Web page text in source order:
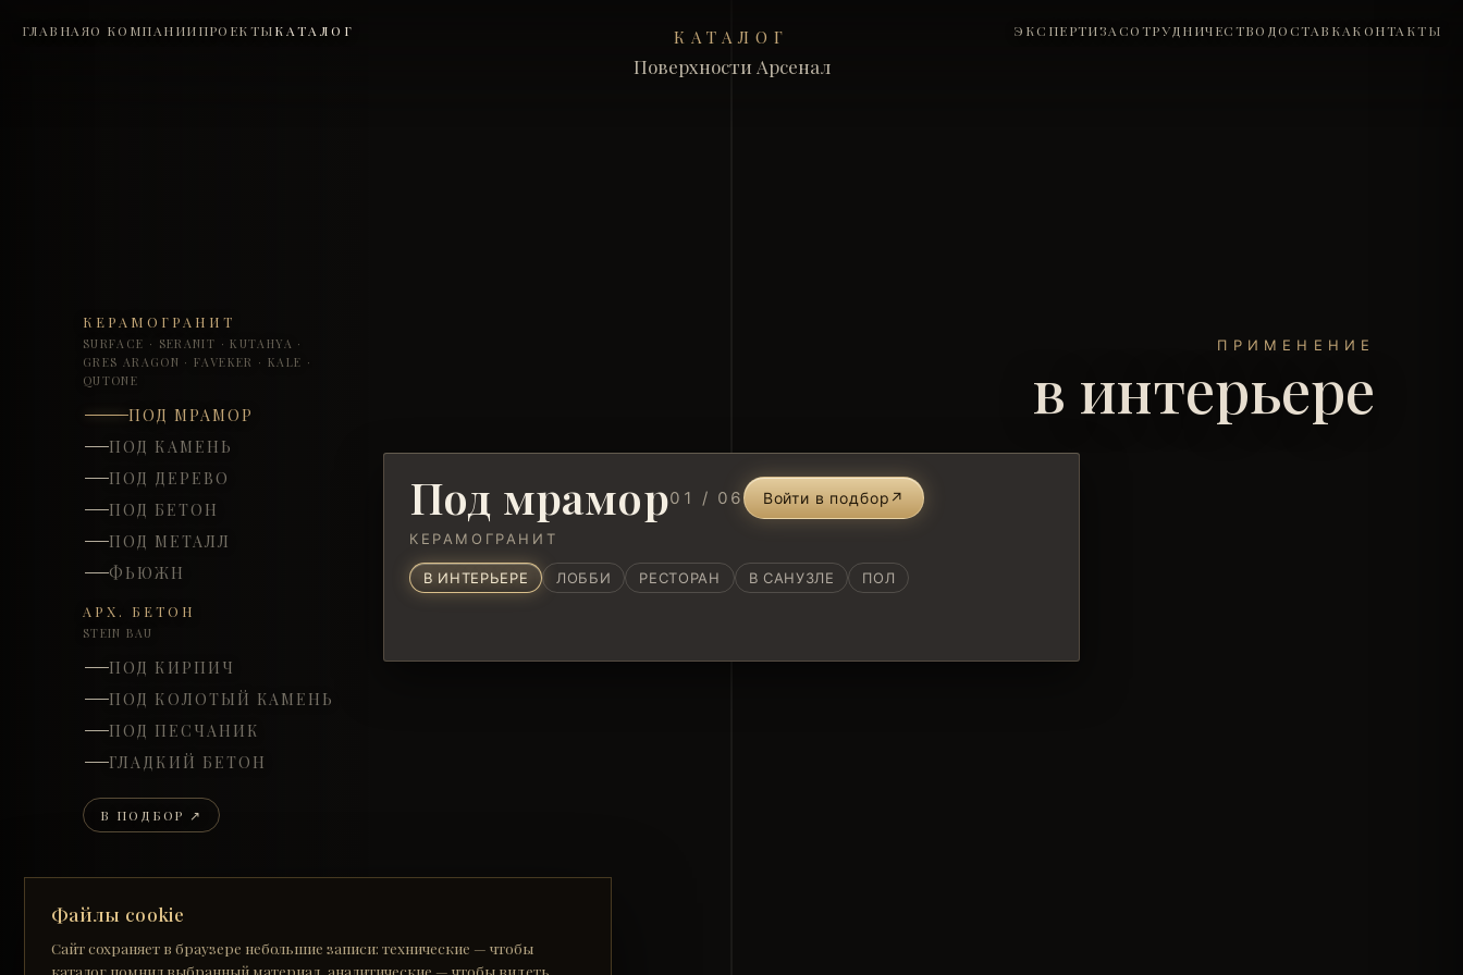
КЕРАМОГРАНИТ
ПРИМЕНЕНИЕ
в интерьере
Под мрамор01 / 06 Войти в подбор ↗
КЕРАМОГРАНИТ
В ИНТЕРЬЕРЕ ЛОББИ РЕСТОРАН В САНУЗЛЕ ПОЛ
КЕРАМОГРАНИТ
SURFACE · SERANIT ·KUTAHYA ·
GRES ARAGON ·FAVEKER · KALE ·
QUTONE
ПОД МРАМОР
ПОД КАМЕНЬ
ПОД ДЕРЕВО
ПОД БЕТОН
ПОД МЕТАЛЛ
ФЬЮЖН
АРХ. БЕТОН
STEIN BAU
ПОД КИРПИЧ
ПОД КОЛОТЫЙ КАМЕНЬ
ПОД ПЕСЧАНИК
ГЛАДКИЙ БЕТОН
В ПОДБОР ↗
КАТАЛОГ
Поверхности Арсенал
ГЛАВНАЯО КОМПАНИИПРОЕКТЫКАТАЛОГ ЭКСПЕРТИЗА СОТРУДНИЧЕСТВО ДОСТАВКАКОНТАКТЫ
Файлы cookie
Сайт сохраняет в браузере небольшие записи: технические — чтобы
каталог помнил выбранный материал, аналитические — чтобы видеть,